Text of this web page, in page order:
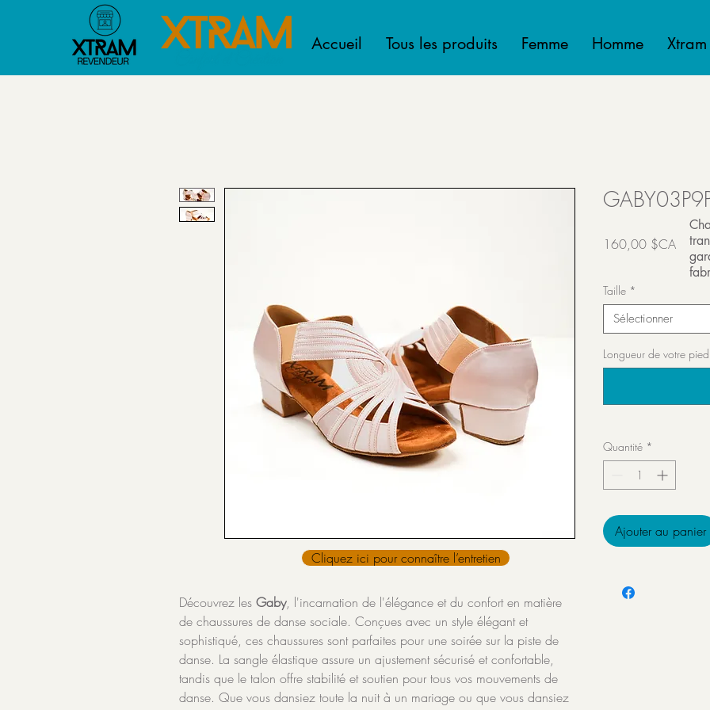
Accueil Tous les produits Femme Homme
Découvrez les Gaby, l'incarnation de l'élégance et du confort en matière
de chaussures de danse sociale. Conçues avec un style élégant et
sophistiqué, ces chaussures sont parfaites pour une soirée sur la piste de
danse. La sangle élastique assure un ajustement sécurisé et confortable,
tandis que le talon offre stabilité et soutien pour tous vos mouvements de
danse. Que vous dansiez toute la nuit à un mariage ou que vous dansiez
160,00 $CAPrix
Taille *
Sélectionner
Longueur de votre
Quantité *
Ajouter au panier
Cliquez ici pour connaître l’entretien